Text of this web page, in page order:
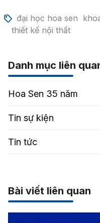
đại học hoa sen
thiết kế nội thất
Danh mục liên
Hoa Sen 35 năm
Tin sự kiện
Tin tức
Bài viết liên quan